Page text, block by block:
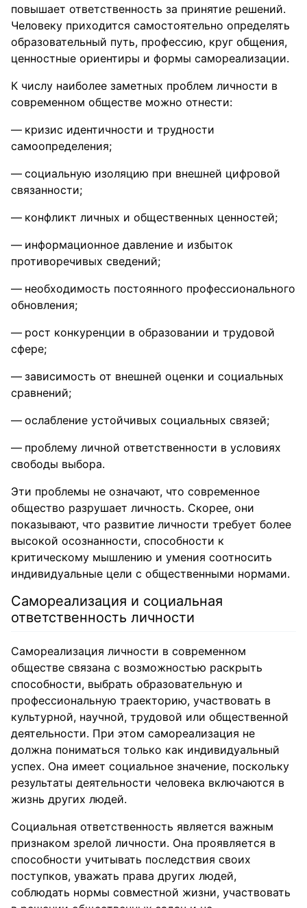
повышает ответственность за принятие решений.
Человеку приходится самостоятельно определять
образовательный путь, профессию, круг общения,
ценностные ориентиры и формы самореализации.
К числу наиболее заметных проблем личности в
современном обществе можно отнести:
кризис идентичности и трудности
самоопределения;
социальную изоляцию при внешней цифровой
связанности;
конфликт личных и общественных ценностей;
информационное давление и избыток
противоречивых сведений;
необходимость постоянного профессионального
обновления;
рост конкуренции в образовании и трудовой
сфере;
зависимость от внешней оценки и социальных
сравнений;
ослабление устойчивых социальных связей;
проблему личной ответственности в условиях
свободы выбора.
Эти проблемы не означают, что современное
общество разрушает личность. Скорее, они
показывают, что развитие личности требует более
высокой осознанности, способности к
критическому мышлению и умения соотносить
индивидуальные цели с общественными нормами.
Самореализация и социальная
ответственность личности
Самореализация личности в современном
обществе связана с возможностью раскрыть
способности, выбрать образовательную и
профессиональную траекторию, участвовать в
культурной, научной, трудовой или общественной
деятельности. При этом самореализация не
должна пониматься только как индивидуальный
успех. Она имеет социальное значение, поскольку
результаты деятельности человека включаются в
жизнь других людей.
Социальная ответственность является важным
признаком зрелой личности. Она проявляется в
способности учитывать последствия своих
поступков, уважать права других людей,
соблюдать нормы совместной жизни, участвовать